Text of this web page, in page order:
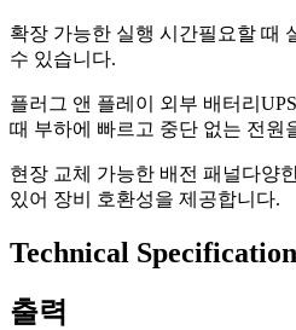
확장 가능한 실행 시간필요할 때
수 있습니다.
플러그 앤 플레이 외부 배터리
때 부하에 빠르고 중단 없는 전원
현장 교체 가능한 배전 패널다양
있어 장비 호환성을 제공합니다.
Technical
출력